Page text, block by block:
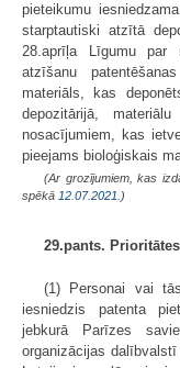
pieteikumu
starptautiski atzītā
28.aprīļa Līgumu par
atzīšanu
materiāls, kas
depozitārijā,
nosacījumiem, kas
pieejams bioloģiskais
(Ar grozījumiem, kas
spēkā 12.07.2021. )
29.pants.
(1) Personai vai
iesniedzis patenta
jebkurā Parīzes
organizācijas